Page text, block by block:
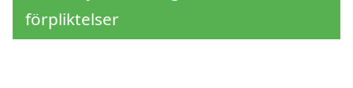
förpliktelser